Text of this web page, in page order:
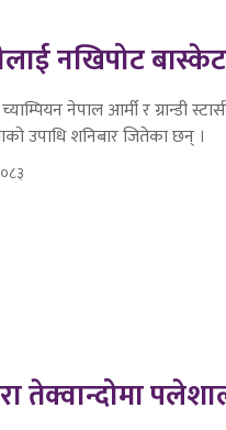
नखिपोट
नेपाल आर्मी र ग्रान्डी
उपाधि शनिबार जितेका छन् ।
तेक्वान्दोमा